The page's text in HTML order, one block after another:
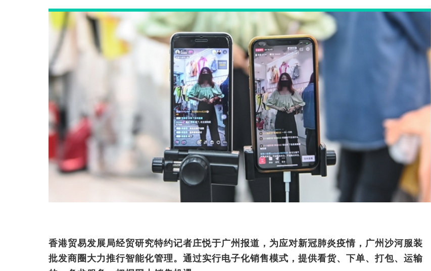
香港贸易发展局经贸研究特约记者庄悦于广州报道，为应对新冠肺炎疫情，广州沙河服装
批发商圈大力推行智能化管理。通过实行电子化销售模式，提供看货、下单、打包、运输